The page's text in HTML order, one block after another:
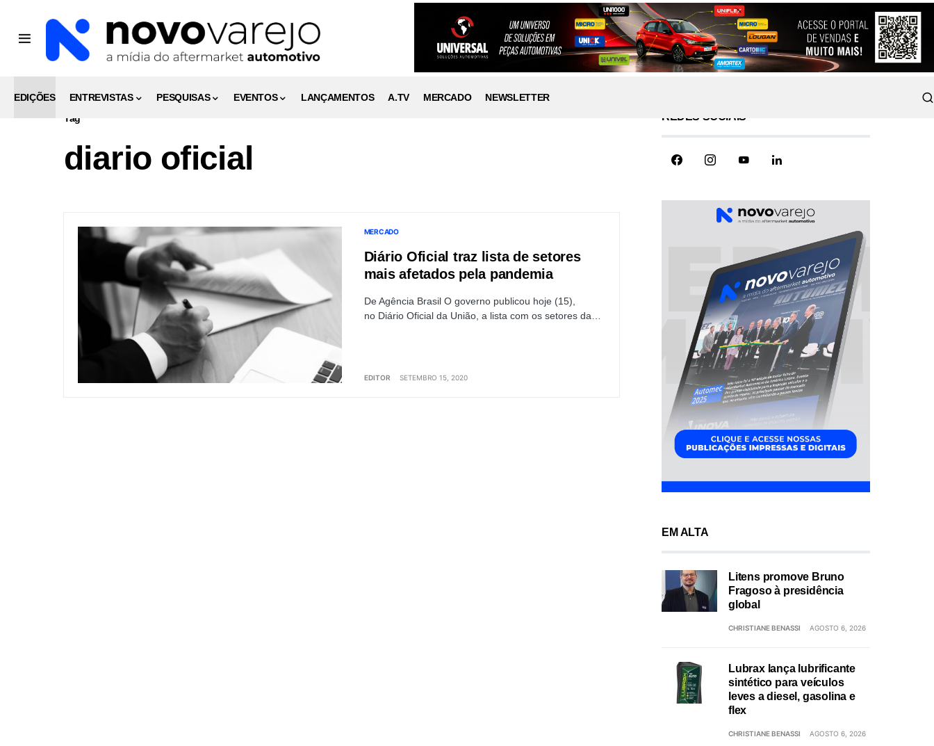
EDIÇÕES ENTREVISTAS PESQUISAS EVENTOS LANÇAMENTOS A.TV MERCADO
NEWSLETTER
Tag
diario oficial
MERCADO
Diário Oficial traz lista de setores
mais afetados pela pandemia
De Agência Brasil O governo publicou hoje (15),
no Diário Oficial da União, a lista com os setores da…
EDITOR SETEMBRO 15, 2020
REDES SOCIAIS
EM ALTA
Litens promove Bruno
Fragoso à presidência
global
CHRISTIANE BENASSI AGOSTO 6, 2026
Lubrax lança lubrificante
sintético para veículos
leves a diesel, gasolina e
flex
CHRISTIANE BENASSI AGOSTO 6, 2026